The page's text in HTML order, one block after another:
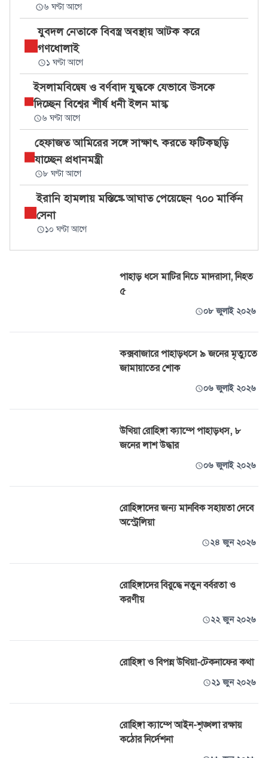
৬ ঘণ্টা আগে
যুবদল নেতাকে বিবস্ত্র অবস্থায় আটক করে
গণধোলাই
১ ঘণ্টা আগে
ইসলামবিদ্বেষ ও বর্ণবাদ যুদ্ধকে যেভাবে উসকে
দিচ্ছেন বিশ্বের শীর্ষ ধনী ইলন মাস্ক
৬ ঘণ্টা আগে
হেফাজত আমিরের সঙ্গে সাক্ষাৎ করতে ফটিকছড়ি
যাচ্ছেন প্রধানমন্ত্রী
৮ ঘণ্টা আগে
ইরানি হামলায় মস্তিষ্কে আঘাত পেয়েছেন ৭০০ মার্কিন
সেনা
১০ ঘণ্টা আগে
পাহাড় ধসে মাটির নিচে মাদরাসা, নিহত
৫
০৮ জুলাই ২০২৬
কক্সবাজারে পাহাড়ধসে ৯ জনের মৃত্যুতে
জামায়াতের শোক
০৬ জুলাই ২০২৬
উখিয়া রোহিঙ্গা ক্যাম্পে পাহাড়ধস, ৮
জনের লাশ উদ্ধার
০৬ জুলাই ২০২৬
রোহিঙ্গাদের জন্য মানবিক সহায়তা দেবে
অস্ট্রেলিয়া
২৪ জুন ২০২৬
রোহিঙ্গাদের বিরুদ্ধে নতুন বর্বরতা ও
করণীয়
২২ জুন ২০২৬
রোহিঙ্গা ও বিপন্ন উখিয়া-টেকনাফের কথা
২১ জুন ২০২৬
রোহিঙ্গা ক্যাম্পে আইন-শৃঙ্খলা রক্ষায়
কঠোর নির্দেশনা